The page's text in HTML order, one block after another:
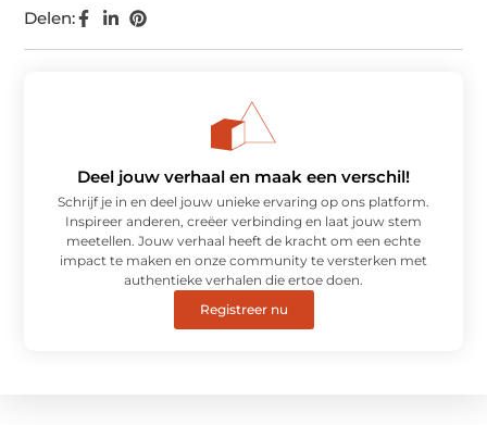
Delen:
Deel jouw verhaal en maak een verschil!
Schrijf je in en deel jouw unieke ervaring op ons platform.
Inspireer anderen, creëer verbinding en laat jouw stem
meetellen. Jouw verhaal heeft de kracht om een echte
impact te maken en onze community te versterken met
authentieke verhalen die ertoe doen.
Registreer nu